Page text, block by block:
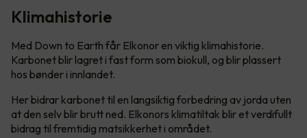
Klimahistorie
Med Down to Earth får Elkonor en viktig klimahistorie.
Karbonet blir lagret i fast form som biokull, og blir plassert
hos bønder i innlandet.
Her bidrar karbonet til en langsiktig forbedring av jorda uten
at den selv blir brutt ned. Elkonors klimatiltak blir et verdifullt
bidrag til fremtidig matsikkerhet i området.